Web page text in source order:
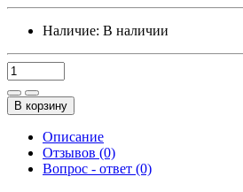
Наличие: В наличии
В корзину
Описание
Отзывов (0)
Вопрос - ответ (0)